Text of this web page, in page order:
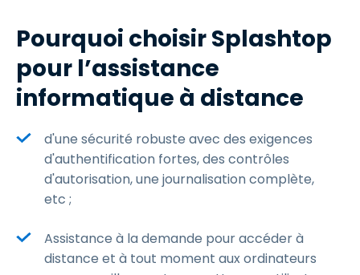
Pourquoi choisir Splashtop
pour l’assistance
informatique à distance
d'une sécurité robuste avec des exigences
d'authentification fortes, des contrôles
d'autorisation, une journalisation complète,
etc ;
Assistance à la demande pour accéder à
distance et à tout moment aux ordinateurs